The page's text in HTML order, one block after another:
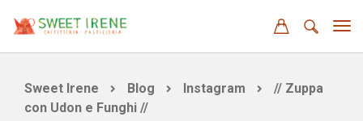
Sweet Irene Blog Instagram
// Zuppa
con Udon e Funghi //